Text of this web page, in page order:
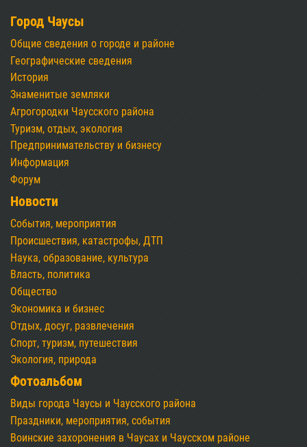
Город Чаусы
Общие сведения о городе и районе
Географические сведения
История
Знаменитые земляки
Агрогородки Чаусского района
Туризм, отдых, экология
Предпринимательству и бизнесу
Информация
Форум
Новости
События, мероприятия
Происшествия, катастрофы, ДТП
Наука, образование, культура
Власть, политика
Общество
Экономика и бизнес
Отдых, досуг, развлечения
Спорт, туризм, путешествия
Экология, природа
Фотоальбом
Виды города Чаусы и Чаусского района
Праздники, мероприятия, события
Воинские захоронения в Чаусах и Чаусском районе